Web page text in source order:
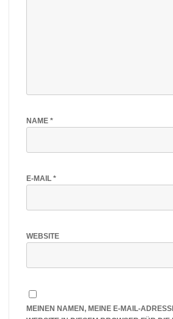
NAME *
E-MAIL *
WEBSITE
MEINEN NAMEN, MEINE E-MAIL-